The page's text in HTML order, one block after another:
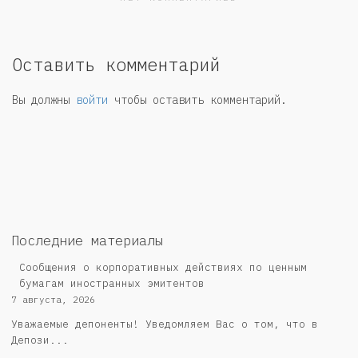
Оставить комментарий
Вы должны войти чтобы оставить комментарий.
Последние материалы
Сообщения о корпоративных действиях по ценным
бумагам иностранных эмитентов
7 августа, 2026
Уважаемые депоненты! Уведомляем Вас о том, что в
Депози...